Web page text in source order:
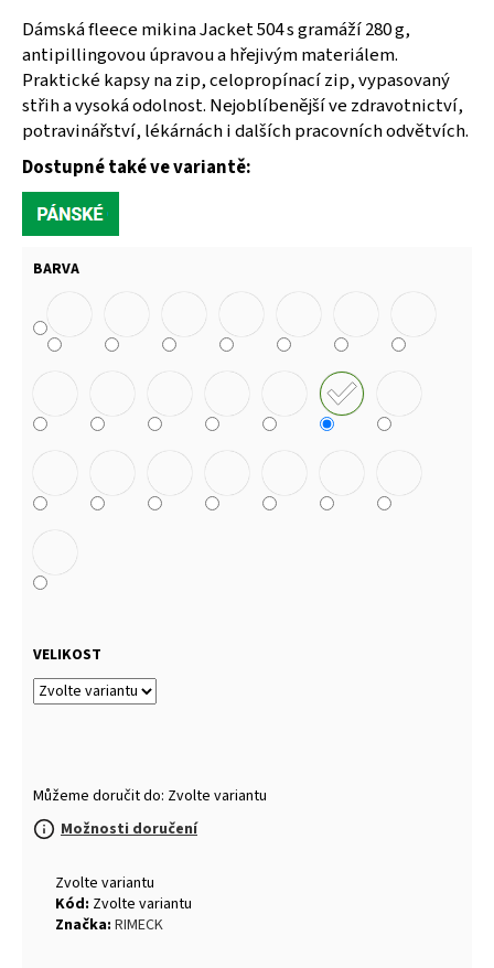
Dámská fleece mikina Jacket 504 s gramáží 280 g,
antipillingovou úpravou a hřejivým materiálem.
Praktické kapsy na zip, celopropínací zip, vypasovaný
střih a vysoká odolnost. Nejoblíbenější ve zdravotnictví,
potravinářství, lékárnách i dalších pracovních odvětvích.
Dostupné také ve variantě:
BARVA
VELIKOST
Můžeme doručit do: Zvolte variantu
Možnosti doručení
Zvolte variantu
Kód: Zvolte variantu
Značka: RIMECK